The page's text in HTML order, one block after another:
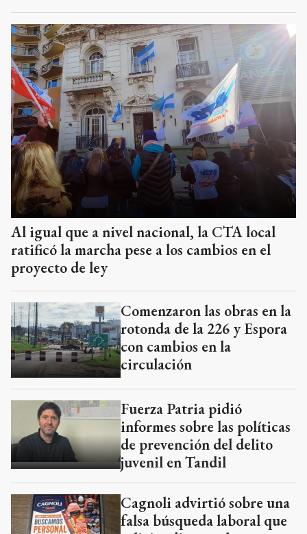
Al igual que a nivel nacional, la CTA local
ratificó la marcha pese a los cambios en el
proyecto de ley
Comenzaron las obras en la
rotonda de la 226 y Espora
con cambios en la
circulación
Fuerza Patria pidió
informes sobre las políticas
de prevención del delito
juvenil en Tandil
Cagnoli advirtió sobre una
falsa búsqueda laboral que